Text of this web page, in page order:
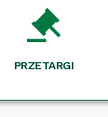
PRZETARGI